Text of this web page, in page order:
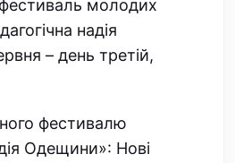
фестиваль молодих
надія
– день третій,
фестивалю
Одещини»: Нові